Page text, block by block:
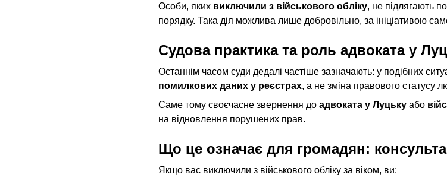
Особи, яких виключили з військового обліку, не підлягають
порядку. Така дія можлива лише добровільно, за ініціативою
Судова практика та роль адвоката у
Останнім часом суди дедалі частіше зазначають: у подібних
помилкових даних у реєстрах, а не зміна правового статусу
Саме тому своєчасне звернення до адвоката у Луцьку або
на відновлення порушених прав.
Що це означає для громадян:
Якщо вас виключили з військового обліку за віком, ви: